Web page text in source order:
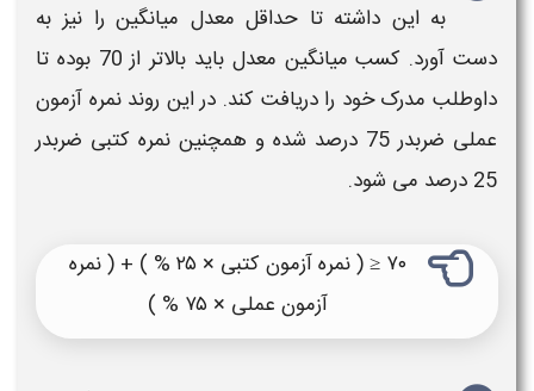
به این داشته تا حداقل معدل میانگین را نیز به
دست آورد. کسب میانگین معدل باید بالاتر از 70 بوده تا
داوطلب مدرک خود را دریافت کند. در این روند نمره آزمون
عملی ضربدر 75 درصد شده و همچنین نمره کتبی ضربدر
25 درصد می شود.
۷۰ ≤ ( نمره آزمون کتبی × ۲۵ % ) + ( نمره
آزمون عملی × ۷۵ % )